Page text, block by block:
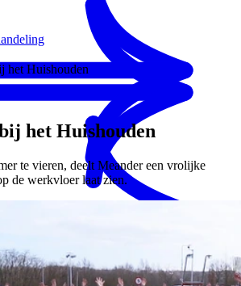
het Huishouden
het Huishouden
te vieren, deelt Meander een vrolijke
de werkvloer laat zien.